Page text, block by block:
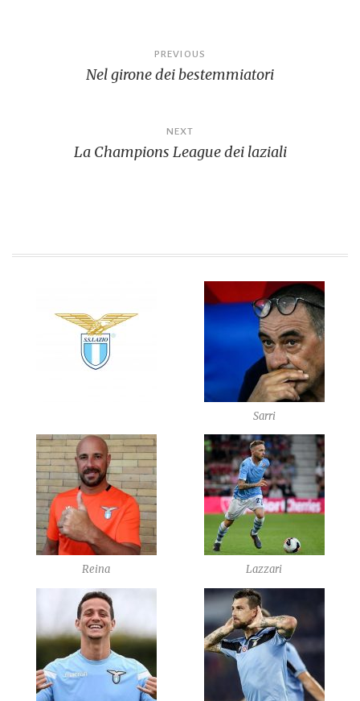
PREVIOUS
Nel girone dei bestemmiatori
NEXT
La Champions League dei laziali
Sarri
Reina Lazzari